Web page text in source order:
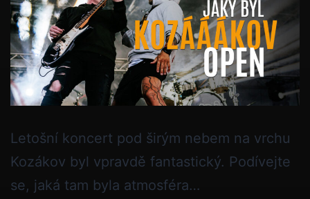
Letošní koncert pod širým nebem na vrchu
Kozákov byl vpravdě fantastický. Podívejte
se, jaká tam byla atmosféra…